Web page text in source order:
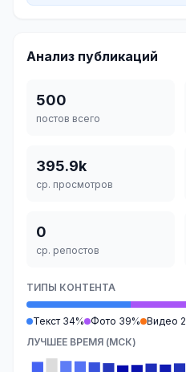
Анализ публикаций
500
постов всего
395.9k
ср. просмотров
0
ср. репостов
ТИПЫ КОНТЕНТА
Текст 34% Фото 39% Видео
ЛУЧШЕЕ ВРЕМЯ (МСК)